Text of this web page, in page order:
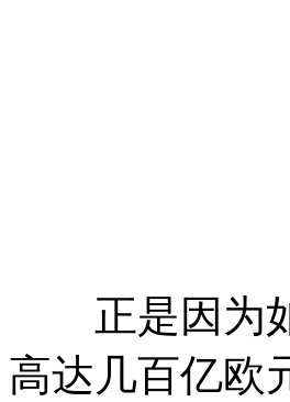
正是因为如
高达几百亿欧